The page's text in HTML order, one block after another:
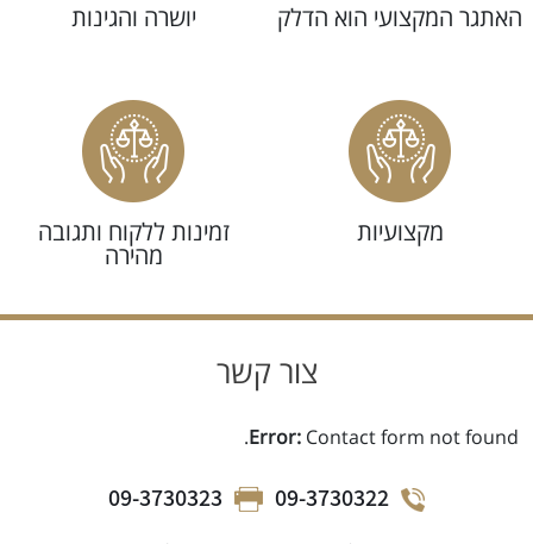
המקצועי הוא הדלק יושרה והגינות
מקצועיות זמינות ללקוח ותגובה
מהירה
צור קשר
Error:Contact form not found.
09-3730322
09-3730323